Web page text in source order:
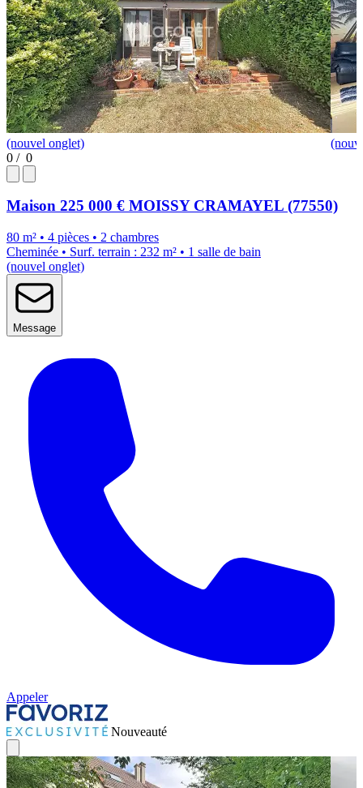
(nouvel onglet)
0 / 0
Maison 225 000 € MOISSY CRAMAYEL (77550)
80 m² • 4 pièces • 2 chambres
Cheminée • Surf. terrain : 232 m² • 1 salle de bain
(nouvel onglet)
Message
Appeler
Nouveauté